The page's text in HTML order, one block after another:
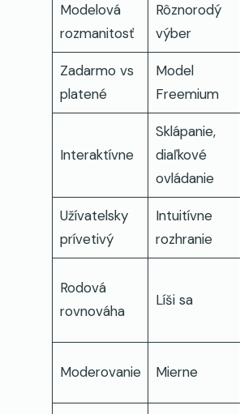
Modelová
rozmanitosť
Rôznorodý
výber
Zadarmo vs
platené
Model
Freemium
Interaktívne
Sklápanie,
diaľkové
ovládanie
Užívatelsky
prívetivý
Intuitívne
rozhranie
Rodová
rovnováha
Líši sa
Moderovanie Mierne